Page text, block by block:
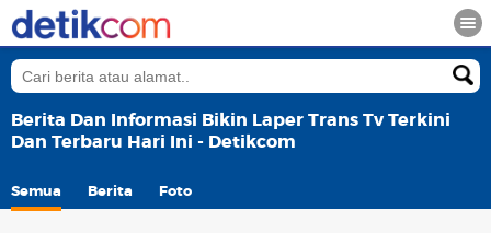
Berita Dan Informasi Bikin Laper Trans Tv Terkini
Dan Terbaru Hari Ini - Detikcom
Semua Berita Foto